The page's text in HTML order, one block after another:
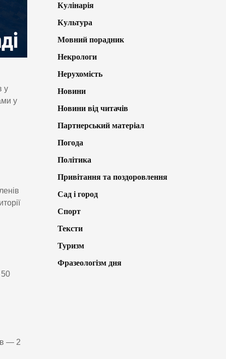
у
у
50
— 2
Кулінарія
Культура
Мовний порадник
Некрологи
Нерухомість
Новини
Новини від читачів
Партнерський матеріал
Погода
Політика
Привітання та поздоровлення
Сад і город
Спорт
Тексти
Туризм
Фразеологізм дня